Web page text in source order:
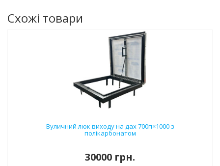
Схожі товари
Вуличний люк виходу на дах 700п×1000 з
полікарбонатом
30000 грн.